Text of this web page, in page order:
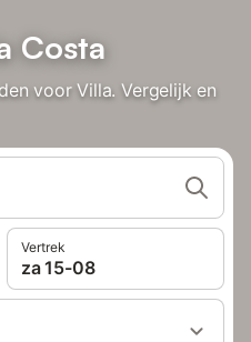
Costa
voor Villa. Vergelijk en
Vertrek
za 15-08